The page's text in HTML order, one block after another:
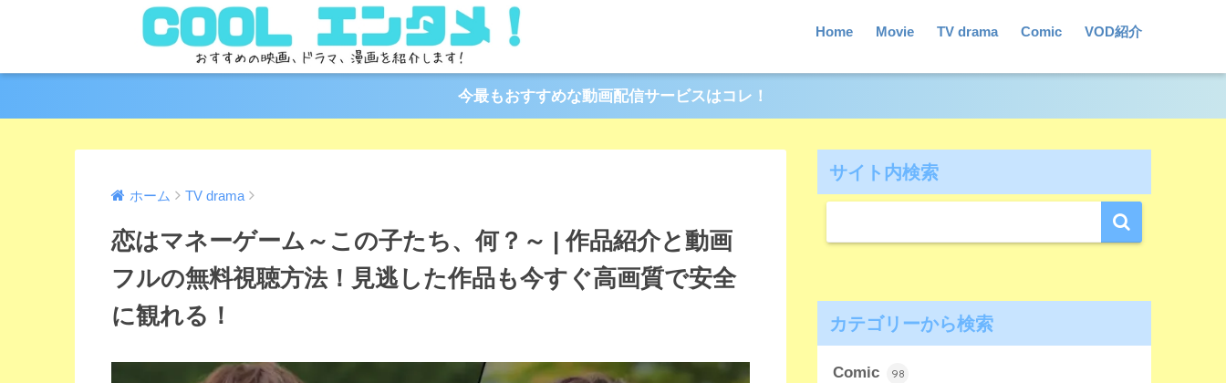
Home Movie TV drama Comic VOD紹介
今最もおすすめな動画配信サービスはコレ！
ホーム TV drama
恋はマネーゲーム～この子たち、何？～ | 作品紹介と動画
フルの無料視聴方法！見逃した作品も今すぐ高画質で安全
に観れる！
サイト内検索
カテゴリーから検索
Comic 98